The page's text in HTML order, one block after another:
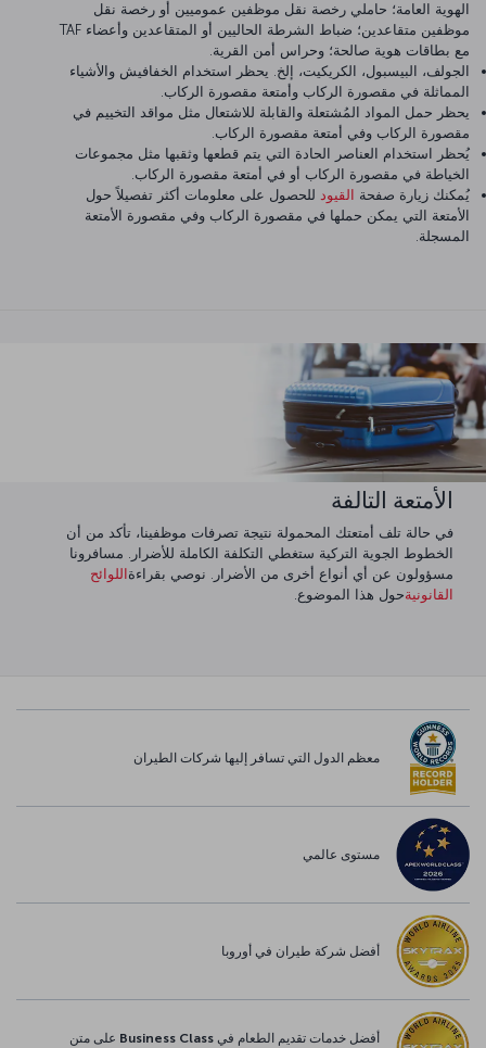
الهوية العامة؛ حاملي رخصة نقل موظفين عموميين أو رخصة نقل
موظفين متقاعدين؛ ضباط الشرطة الحاليين أو المتقاعدين وأعضاء TAF
مع بطاقات هوية صالحة؛ وحراس أمن القرية.
الجولف، البيسبول، الكريكيت، إلخ. يحظر استخدام الخفافيش والأشياء
المماثلة في مقصورة الركاب وأمتعة مقصورة الركاب.
يحظر حمل المواد المُشتعلة والقابلة للاشتعال مثل مواقد التخييم في
مقصورة الركاب وفي أمتعة مقصورة الركاب.
يُحظر استخدام العناصر الحادة التي يتم قطعها وثقبها مثل مجموعات
الخياطة في مقصورة الركاب أو في أمتعة مقصورة الركاب.
يُمكنك زيارة صفحة
القيود للحصول على معلومات أكثر تفصيلاً حول
الأمتعة التي يمكن حملها في مقصورة الركاب وفي مقصورة الأمتعة
المسجلة.
الأمتعة التالفة
في حالة تلف أمتعتك المحمولة نتيجة تصرفات موظفينا، تأكد من أن
الخطوط الجوية التركية ستغطي التكلفة الكاملة للأضرار. مسافرونا
مسؤولون عن أي أنواع أخرى من الأضرار. نوصي بقراءةاللوائح
القانونيةحول هذا الموضوع.
معظم الدول التي تسافر إليها شركات الطيران
مستوى عالمي
أفضل شركة طيران في أوروبا
أفضل خدمات تقديم الطعام في Business Class على متن